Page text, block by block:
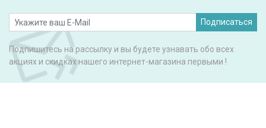
Подписаться
Подпишитесь на рассылку и вы будете узнавать обо всех
акциях и скидках нашего интернет-магазина первыми !